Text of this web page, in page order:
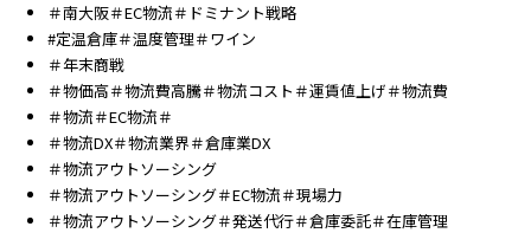
＃南大阪＃EC物流＃ドミナント戦略
#定温倉庫＃温度管理＃ワイン
＃年末商戦
＃物価高＃物流費高騰＃物流コスト＃運賃値上げ＃物流費
＃物流＃EC物流＃
＃物流DX＃物流業界＃倉庫業DX
＃物流アウトソーシング
＃物流アウトソーシング＃EC物流＃現場力
＃物流アウトソーシング＃発送代行＃倉庫委託＃在庫管理